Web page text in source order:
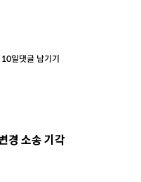
일댓글 남기기
경 소송 기각